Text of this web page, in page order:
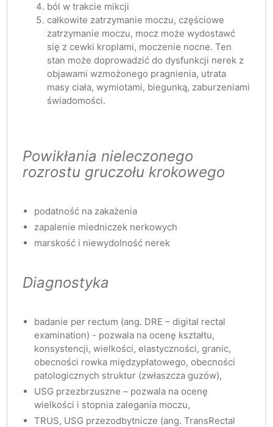
ból w trakcie mikcji
całkowite zatrzymanie moczu, częściowe
zatrzymanie moczu, mocz może wydostawć
się z cewki kroplami, moczenie nocne. Ten
stan może doprowadzić do dysfunkcji nerek z
objawami wzmożonego pragnienia, utrata
masy ciała, wymiotami, biegunką, zaburzeniami
świadomości.
Powikłania nieleczonego
rozrostu gruczołu krokowego
podatność na zakażenia
zapalenie miedniczek nerkowych
marskość i niewydolność nerek
Diagnostyka
badanie per rectum (ang. DRE – digital rectal
examination) - pozwala na ocenę kształtu,
konsystencji, wielkości, elastyczności, granic,
obecności rowka międzypłatowego, obecności
patologicznych struktur (zwłaszcza guzów),
USG przezbrzuszne – pozwala na ocenę
wielkości i stopnia zalegania moczu,
TRUS, USG przezodbytnicze (ang. TransRectal